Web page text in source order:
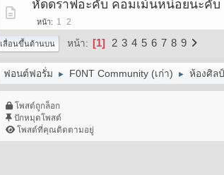
หัดดราฟอะคับ คอมเม้นหน่อยนะคับ
หน้า 1 2
เลื่อนขึ้นด้านบน หน้า 1 2 3 4 5 6 7 8 9
ฟอนต์ฟอรั่ม ► F0NT Community (เก่า) ► ห้องศิลป์
โพสต์ถูกล็อก
ปักหมุดโพสต์
โพสต์ที่คุณติดตามอยู่